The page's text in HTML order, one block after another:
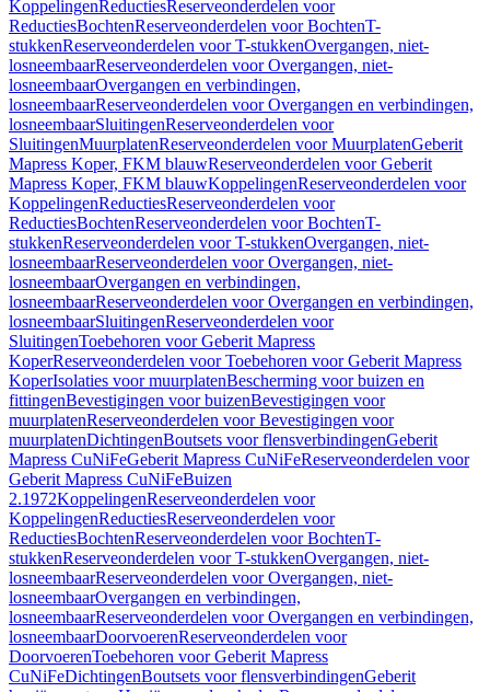
KoppelingenReductiesReserveonderdelen voor
ReductiesBochtenReserveonderdelen voor BochtenT-
stukkenReserveonderdelen voor T-stukkenOvergangen, niet-
losneembaarReserveonderdelen voor Overgangen, niet-
losneembaarOvergangen en verbindingen,
losneembaarReserveonderdelen voor Overgangen en verbindingen,
losneembaarSluitingenReserveonderdelen voor
SluitingenMuurplatenReserveonderdelen voor MuurplatenGeberit
Mapress Koper, FKM blauwReserveonderdelen voor Geberit
Mapress Koper, FKM blauwKoppelingenReserveonderdelen voor
KoppelingenReductiesReserveonderdelen voor
ReductiesBochtenReserveonderdelen voor BochtenT-
stukkenReserveonderdelen voor T-stukkenOvergangen, niet-
losneembaarReserveonderdelen voor Overgangen, niet-
losneembaarOvergangen en verbindingen,
losneembaarReserveonderdelen voor Overgangen en verbindingen,
losneembaarSluitingenReserveonderdelen voor
SluitingenToebehoren voor Geberit Mapress
KoperReserveonderdelen voor Toebehoren voor Geberit Mapress
KoperIsolaties voor muurplatenBescherming voor buizen en
fittingenBevestigingen voor buizenBevestigingen voor
muurplatenReserveonderdelen voor Bevestigingen voor
muurplatenDichtingenBoutsets voor flensverbindingenGeberit
Mapress CuNiFeGeberit Mapress CuNiFeReserveonderdelen voor
Geberit Mapress CuNiFeBuizen
2.1972KoppelingenReserveonderdelen voor
KoppelingenReductiesReserveonderdelen voor
ReductiesBochtenReserveonderdelen voor BochtenT-
stukkenReserveonderdelen voor T-stukkenOvergangen, niet-
losneembaarReserveonderdelen voor Overgangen, niet-
losneembaarOvergangen en verbindingen,
losneembaarReserveonderdelen voor Overgangen en verbindingen,
losneembaarDoorvoerenReserveonderdelen voor
DoorvoerenToebehoren voor Geberit Mapress
CuNiFeDichtingenBoutsets voor flensverbindingenGeberit